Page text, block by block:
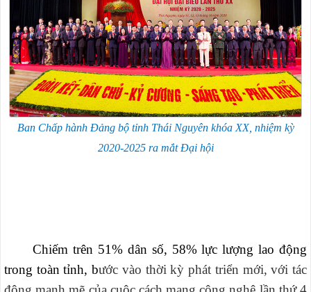
Ban Chấp hành Đảng bộ tỉnh Thái Nguyên khóa XX, nhiệm kỳ
2020-2025 ra mắt Đại hội
Chiếm trên 51% dân số, 58% lực lượng lao động
trong toàn tỉnh, bước vào thời kỳ phát triển mới, với tác